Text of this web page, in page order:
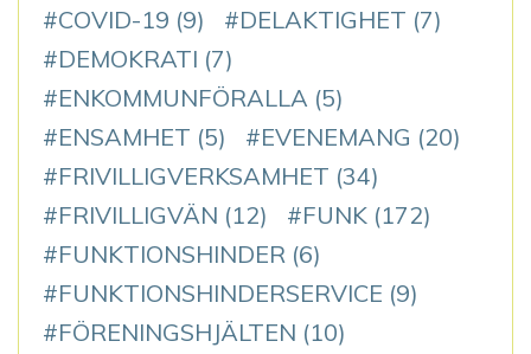
COVID-19 (9) DELAKTIGHET (7)
DEMOKRATI (7)
ENKOMMUNFÖRALLA (5)
ENSAMHET (5) EVENEMANG (20)
FRIVILLIGVERKSAMHET (34)
FRIVILLIGVÄN (12) FUNK (172)
FUNKTIONSHINDER (6)
FUNKTIONSHINDERSERVICE (9)
FÖRENINGSHJÄLTEN (10)